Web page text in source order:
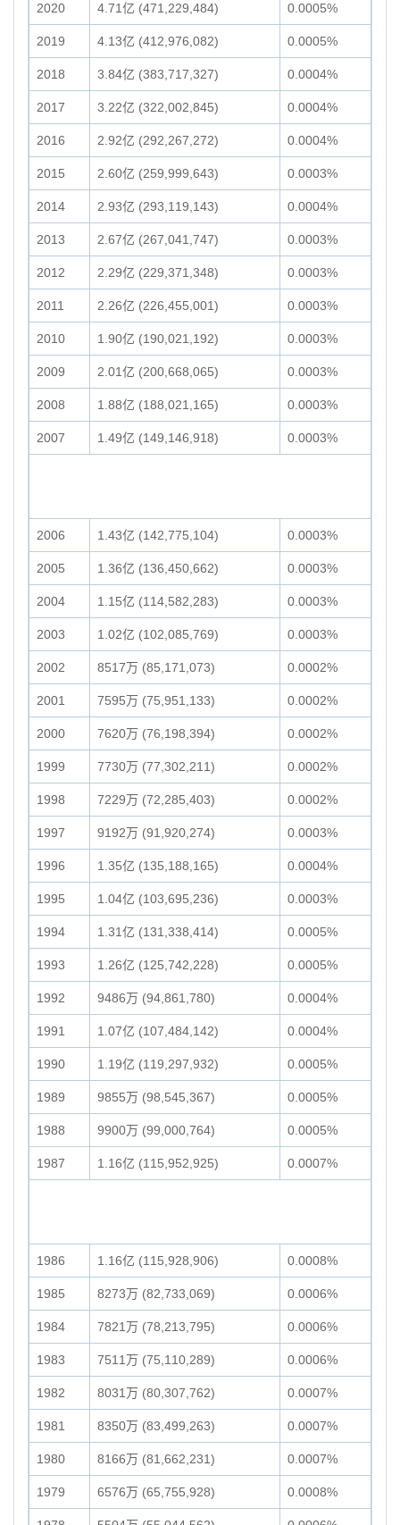
2020 4.71亿 (471,229,484) 0.0005%
2019 4.13亿 (412,976,082) 0.0005%
2018 3.84亿 (383,717,327) 0.0004%
2017 3.22亿 (322,002,845) 0.0004%
2016 2.92亿 (292,267,272) 0.0004%
2015 2.60亿 (259,999,643) 0.0003%
2014 2.93亿 (293,119,143) 0.0004%
2013 2.67亿 (267,041,747) 0.0003%
2012 2.29亿 (229,371,348) 0.0003%
2011 2.26亿 (226,455,001) 0.0003%
2010 1.90亿 (190,021,192) 0.0003%
2009 2.01亿 (200,668,065) 0.0003%
2008 1.88亿 (188,021,165) 0.0003%
2007 1.49亿 (149,146,918) 0.0003%
2006 1.43亿 (142,775,104) 0.0003%
2005 1.36亿 (136,450,662) 0.0003%
2004 1.15亿 (114,582,283) 0.0003%
2003 1.02亿 (102,085,769) 0.0003%
2002 8517万 (85,171,073) 0.0002%
2001 7595万 (75,951,133) 0.0002%
2000 7620万 (76,198,394) 0.0002%
1999 7730万 (77,302,211) 0.0002%
1998 7229万 (72,285,403) 0.0002%
1997 9192万 (91,920,274) 0.0003%
1996 1.35亿 (135,188,165) 0.0004%
1995 1.04亿 (103,695,236) 0.0003%
1994 1.31亿 (131,338,414) 0.0005%
1993 1.26亿 (125,742,228) 0.0005%
1992 9486万 (94,861,780) 0.0004%
1991 1.07亿 (107,484,142) 0.0004%
1990 1.19亿 (119,297,932) 0.0005%
1989 9855万 (98,545,367) 0.0005%
1988 9900万 (99,000,764) 0.0005%
1987 1.16亿 (115,952,925) 0.0007%
1986 1.16亿 (115,928,906) 0.0008%
1985 8273万 (82,733,069) 0.0006%
1984 7821万 (78,213,795) 0.0006%
1983 7511万 (75,110,289) 0.0006%
1982 8031万 (80,307,762) 0.0007%
1981 8350万 (83,499,263) 0.0007%
1980 8166万 (81,662,231) 0.0007%
1979 6576万 (65,755,928) 0.0008%